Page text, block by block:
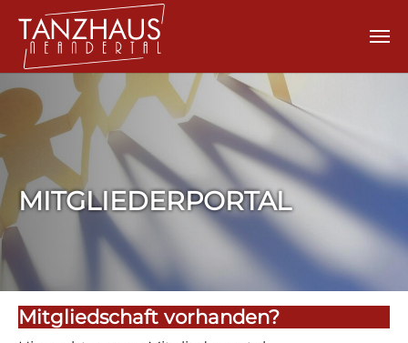
Zum Hauptinhalt springen
MITGLIEDERPORTAL
Mitgliedschaft vorhanden?